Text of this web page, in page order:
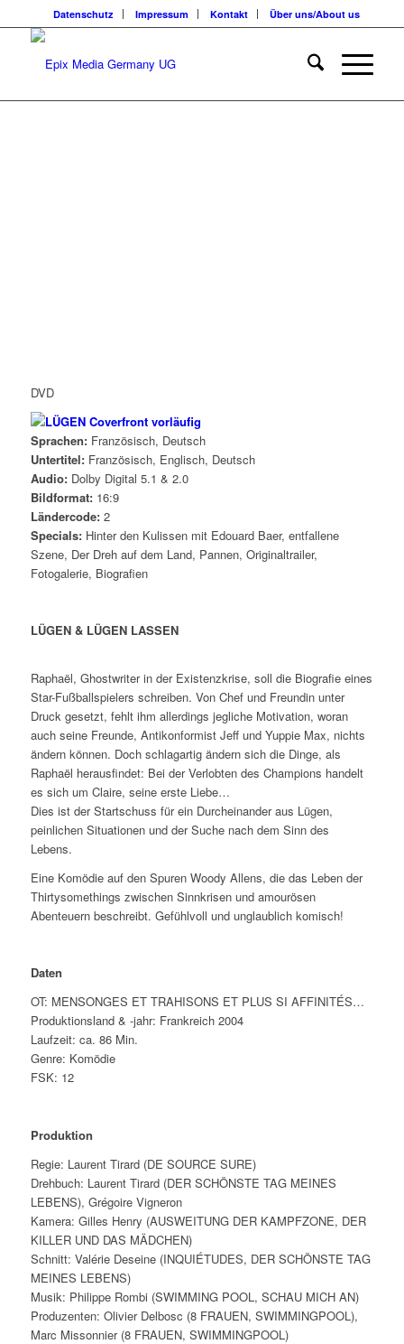
Datenschutz Impressum Kontakt Über uns/About us
DVD
Sprachen:Französisch, Deutsch
Untertitel:Französisch, Englisch, Deutsch
Audio:Dolby Digital 5.1 & 2.0
Bildformat:16:9
Ländercode:2
Specials:Hinter den Kulissen mit Edouard Baer, entfallene
Szene, Der Dreh auf dem Land, Pannen, Originaltrailer,
Fotogalerie, Biografien
LÜGEN & LÜGEN LASSEN
Raphaël, Ghostwriter in der Existenzkrise, soll die Biografie eines
Star-Fußballspielers schreiben. Von Chef und Freundin unter
Druck gesetzt, fehlt ihm allerdings jegliche Motivation, woran
auch seine Freunde, Antikonformist Jeff und Yuppie Max, nichts
ändern können. Doch schlagartig ändern sich die Dinge, als
Raphaël herausfindet: Bei der Verlobten des Champions handelt
es sich um Claire, seine erste Liebe…
Dies ist der Startschuss für ein Durcheinander aus Lügen,
peinlichen Situationen und der Suche nach dem Sinn des
Lebens.
Eine Komödie auf den Spuren Woody Allens, die das Leben der
Thirtysomethings zwischen Sinnkrisen und amourösen
Abenteuern beschreibt. Gefühlvoll und unglaublich komisch!
Daten
OT: MENSONGES ET TRAHISONS ET PLUS SI AFFINITÉS…
Produktionsland & -jahr: Frankreich 2004
Laufzeit: ca. 86 Min.
Genre: Komödie
FSK: 12
Produktion
Regie: Laurent Tirard (DE SOURCE SURE)
Drehbuch: Laurent Tirard (DER SCHÖNSTE TAG MEINES
LEBENS), Grégoire Vigneron
Kamera: Gilles Henry (AUSWEITUNG DER KAMPFZONE, DER
KILLER UND DAS MÄDCHEN)
Schnitt: Valérie Deseine (INQUIÉTUDES, DER SCHÖNSTE TAG
MEINES LEBENS)
Musik: Philippe Rombi (SWIMMING POOL, SCHAU MICH AN)
Produzenten: Olivier Delbosc (8 FRAUEN, SWIMMINGPOOL),
Marc Missonnier (8 FRAUEN, SWIMMINGPOOL)